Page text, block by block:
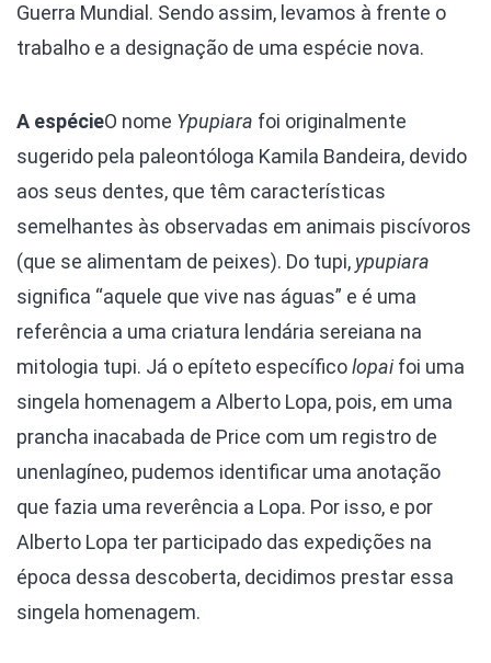
Guerra Mundial. Sendo assim, levamos à frente o
trabalho e a designação de uma espécie nova.
A espécieO nome Ypupiara foi originalmente
sugerido pela paleontóloga Kamila Bandeira, devido
aos seus dentes, que têm características
semelhantes às observadas em animais piscívoros
(que se alimentam de peixes). Do tupi, ypupiara
significa “aquele que vive nas águas” e é uma
referência a uma criatura lendária sereiana na
mitologia tupi. Já o epíteto específicolopaifoi uma
singela homenagem a Alberto Lopa, pois, em uma
prancha inacabada de Price com um registro de
unenlagíneo, pudemos identificar uma anotação
que fazia uma reverência a Lopa. Por isso, e por
Alberto Lopa ter participado das expedições na
época dessa descoberta, decidimos prestar essa
singela homenagem.